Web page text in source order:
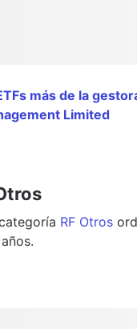
más de la
Limited
RF Otros